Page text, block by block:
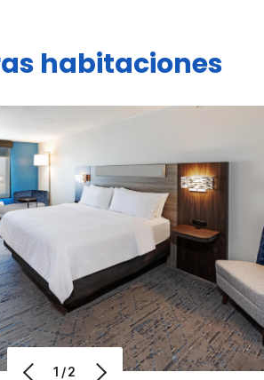
habitaciones
1/2